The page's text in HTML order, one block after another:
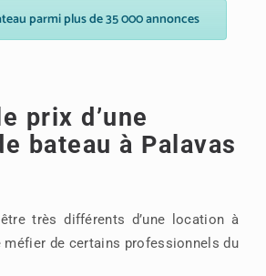
parmi plus de 35 000 annonces
prix d’une
bateau à Palavas
très différents d’une location à
méfier de certains professionnels du